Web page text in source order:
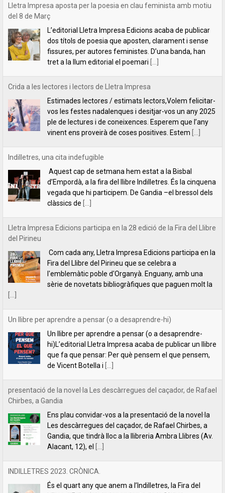
Crida a les lectores i lectors de Lletra Impresa
Estimades lectores / estimats lectors,Volem felicitar-
vos les festes nadalenques i desitjar-vos un any 2025
ple de lectures i de coneixences. Esperem que l’any
vinent ens proveirà de coses positives. Estem [...]
Indilletres, una cita indefugible
Aquest cap de setmana hem estat a la Bisbal
d’Empordà, a la fira del llibre Indilletres. És la cinquena
vegada que hi participem. De Gandia –el bressol dels
clàssics de[...]
Lletra Impresa Edicions participa en la 28 edició de la Fira del Llibre
del Pirineu
Com cada any, Lletra Impresa Edicions participa en la
Fira del Llibre del Pirineu que se celebra a
l'emblemàtic poble d'Organyà. Enguany, amb una
sèrie de novetats bibliogràfiques que paguen molt la
Un llibre per aprendre a pensar (o a desaprendre-hi)
Un llibre per aprendre a pensar (o a desaprendre-
hi)L’editorial Lletra Impresa acaba de publicar un llibre
que fa que pensar: Per què pensem el que pensem,
de Vicent Botella i[...]
presentació de la novel·la Les descàrregues del caçador, de Rafael
Chirbes, a Gandia
Ens plau convidar-vos a la presentació de la novel·la
Les descàrregues del caçador, de Rafael Chirbes, a
Gandia, que tindrà lloc a la llibreria Ambra Llibres (Av.
Alacant, 12), el [...]
INDILLETRES 2023. CRÒNICA.
És el quart any que anem a l’Indilletres, la Fira del
Llibre d’Editorials Independents de la Bisbal
d’Empordà. Una cita literària que ens encanta i que,
per nosaltres, és com[...]
Filipa Leal recita el poema "Estimar", de Florbela Espanca a la
RTP2 de Portugal
La poeta Filipa Leal, una de les veus més reeixides de la lírica